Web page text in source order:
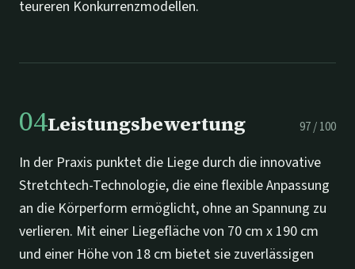
teureren Konkurrenzmodellen.
04Leistungsbewertung 97/100
In der Praxis punktet die Liege durch die innovative
Stretchtech-Technologie, die eine flexible Anpassung
an die Körperform ermöglicht, ohne an Spannung zu
verlieren. Mit einer Liegefläche von 70 cm x 190 cm
und einer Höhe von 18 cm bietet sie zuverlässigen